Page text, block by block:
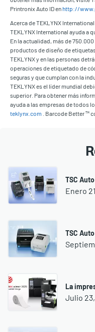
Printronix Auto ID en http://
Acerca de TEKLYNX International
TEKLYNX International ayuda a
En la actualidad, más de
productos de diseño de
TEKLYNX y en las personas
operaciones de etiquetado de
seguras y que cumplan con la
TEKLYNX es el líder mundial
superior. Para obtener más
ayuda a las empresas de todos
teklynx.com . Barcode Better ™
TSC
Enero
TSC
La
Julio